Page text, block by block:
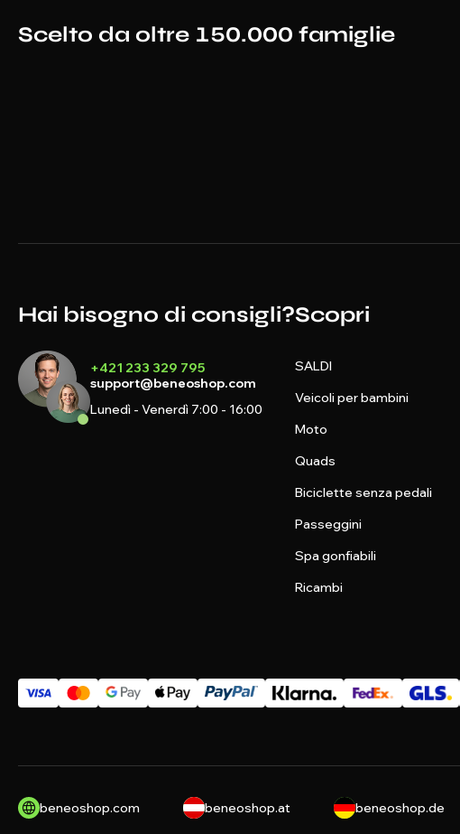
Scelto da oltre 150.000 famiglie
Hai bisogno di consigli?
+421 233 329 795
support@beneoshop.com
Lunedì - Venerdì 7:00 - 16:00
Scopri
SALDI
Veicoli per bambini
Moto
Quads
Biciclette senza pedali
Passeggini
Spa gonfiabili
Ricambi
beneoshop.com beneoshop.at beneoshop.de